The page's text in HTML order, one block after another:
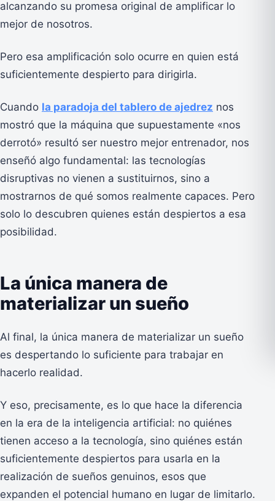
alcanzando su promesa original de amplificar lo
mejor de nosotros.
Pero esa amplificación solo ocurre en quien está
suficientemente despierto para dirigirla.
Cuando la paradoja del tablero de ajedrez nos
mostró que la máquina que supuestamente «nos
derrotó» resultó ser nuestro mejor entrenador, nos
enseñó algo fundamental: las tecnologías
disruptivas no vienen a sustituirnos, sino a
mostrarnos de qué somos realmente capaces. Pero
solo lo descubren quienes están despiertos a esa
posibilidad.
La única manera de
materializar un sueño
Al final, la única manera de materializar un sueño
es despertando lo suficiente para trabajar en
hacerlo realidad.
Y eso, precisamente, es lo que hace la diferencia
en la era de la inteligencia artificial: no quiénes
tienen acceso a la tecnología, sino quiénes están
suficientemente despiertos para usarla en la
realización de sueños genuinos, esos que
expanden el potencial humano en lugar de limitarlo.